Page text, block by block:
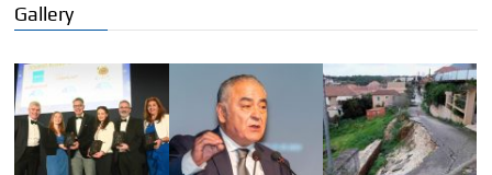
Gallery